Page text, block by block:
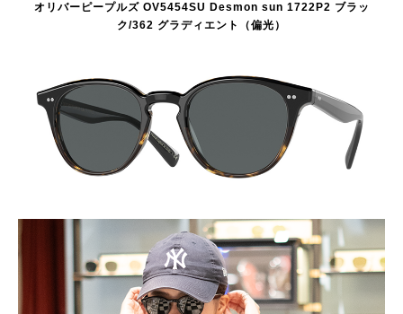
オリバーピープルズ OV5454SU Desmon sun 1722P2 ブラッ
ク/362 グラディエント（偏光）